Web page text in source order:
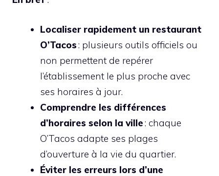
Localiser rapidement un restaurant
O’Tacos: plusieurs outils officiels ou
non permettent de repérer
l’établissement le plus proche avec
ses horaires à jour.
Comprendre les différences
d’horaires selon la ville: chaque
O’Tacos adapte ses plages
d’ouverture à la vie du quartier.
Éviter les erreurs lors d’une